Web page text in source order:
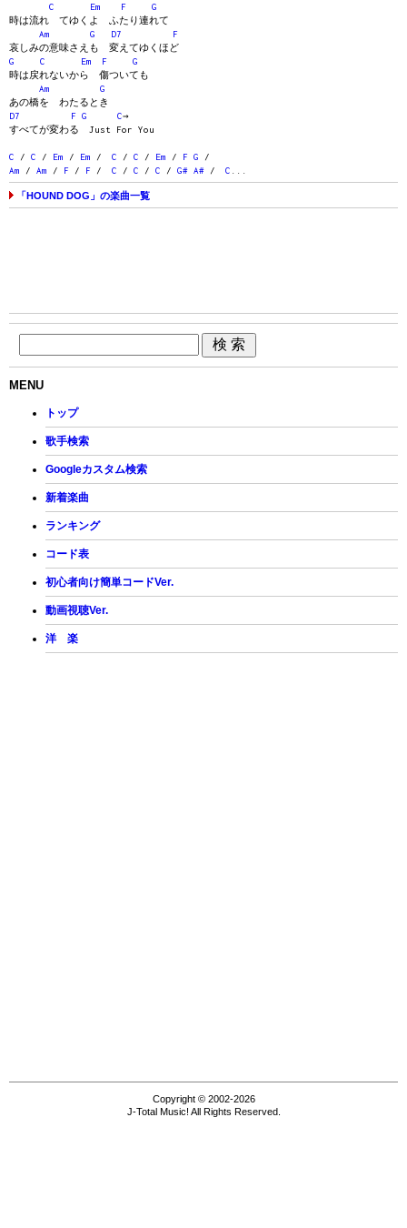
C Em F
G
時は流れ てゆくよ ふたり連れて
Am
G D7
F
哀しみの意味さえも 変えてゆくほど
G
C Em F
G
時は戻れないから 傷ついても
Am
G
あの橋を わたるとき
D7
F G C→
すべてが変わる Just For You
C / C / Em / Em / C / C / Em / F G /
Am / Am / F / F / C / C / C / G# A# / C
「HOUND DOG」の楽曲一覧
MENU
トップ
歌手検索
Googleカスタム検索
新着楽曲
ランキング
コード表
初心者向け簡単コードVer.
動画視聴Ver.
洋 楽
Copyright © 2002-2026
J-Total Music! All Rights Reserved.